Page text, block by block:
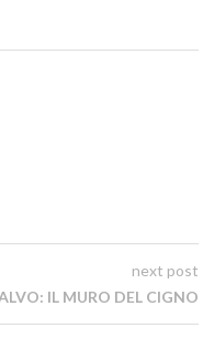
next post
IL MURO DEL CIGNO